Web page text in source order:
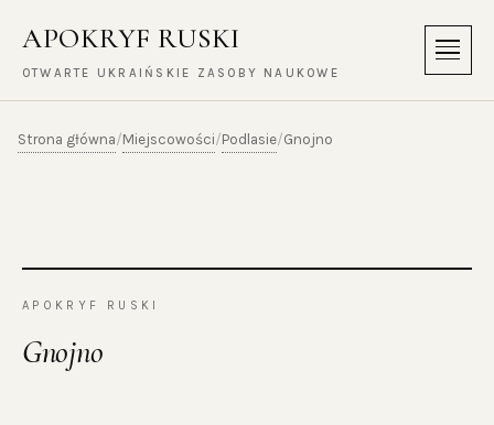
APOKRYF RUSKI
OTWARTE UKRAIŃSKIE ZASOBY NAUKOWE
Menu
Strona główna/Miejscowości/Podlasie/Gnojno
APOKRYF RUSKI
Gnojno